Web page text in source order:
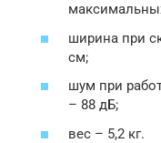
ширина при
см;
шум при
– 88 дБ;
вес – 5,2 кг.